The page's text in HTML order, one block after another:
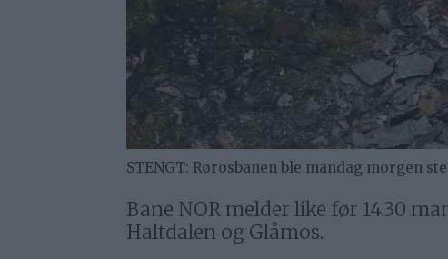
STENGT: Rørosbanen ble mandag morgen
Bane NOR melder like før 14.30
Haltdalen og Glåmos.